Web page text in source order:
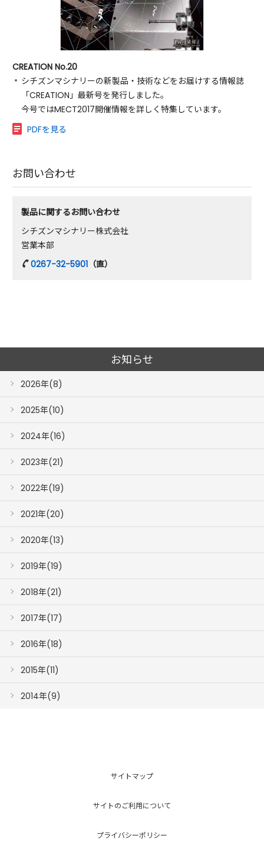
CREATION No.20
シチズンマシナリーの新製品・技術などをお届けする情報誌
「CREATION」最新号を発行しました。
今号ではMECT2017開催情報を詳しく特集しています。
PDFを見る
お問い合わせ
製品に関するお問い合わせ
シチズンマシナリー株式会社
営業本部
0267-32-5901 （直）
お知らせ
2026年(8)
2025年(10)
2024年(16)
2023年(21)
2022年(19)
2021年(20)
2020年(13)
2019年(19)
2018年(21)
2017年(17)
2016年(18)
2015年(11)
2014年(9)
サイトマップ
サイトのご利用について
プライバシーポリシー